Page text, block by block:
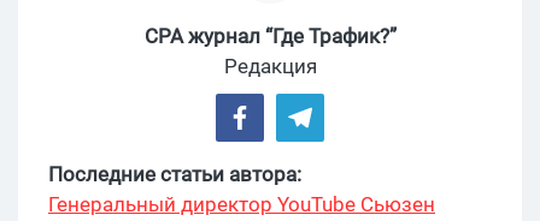
CPA журнал “Где Трафик?”
Редакция
Последние статьи автора:
Генеральный директор YouTube Сьюзен